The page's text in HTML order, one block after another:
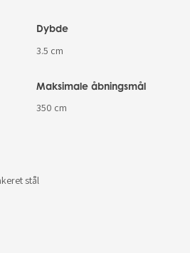
Dybde
3.5 cm
Maksimale åbningsmål
350 cm
stål